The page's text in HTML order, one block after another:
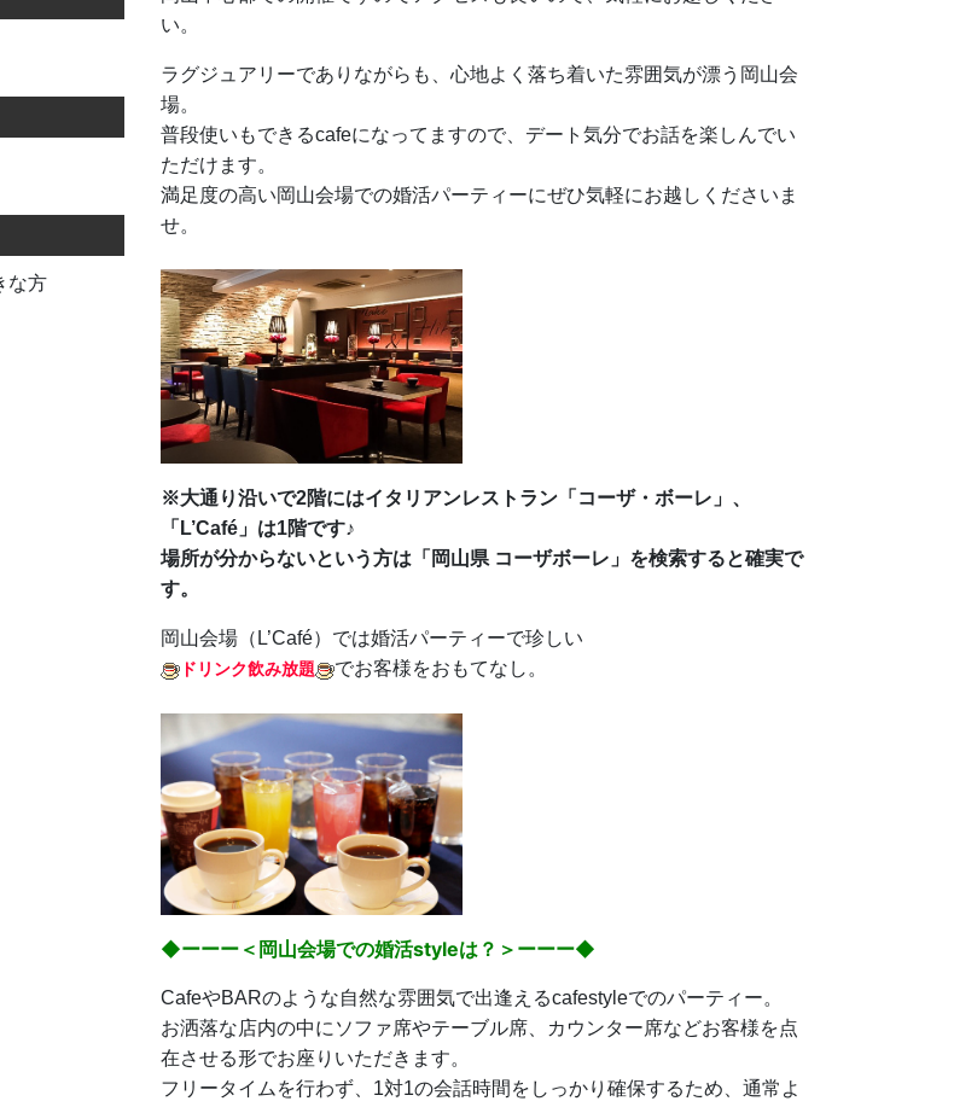
な方
い。
ラグジュアリーでありながらも、心地よく落ち着いた雰囲気が漂う岡山会
場。
普段使いもできるcafeになってますので、デート気分でお話を楽しんでい
ただけます。
満足度の高い岡山会場での婚活パーティーにぜひ気軽にお越しくださいま
せ。
※大通り沿いで2階にはイタリアンレストラン「コーザ・ボーレ」、
「L’Café」は1階です♪
場所が分からないという方は「岡山県 コーザボーレ」を検索すると確実で
す。
岡山会場（L’Café）では婚活パーティーで珍しい
ドリンク飲み放題 でお客様をおもてなし。
◆ーーー＜岡山会場での婚活styleは？＞ーーー◆
CafeやBARのような自然な雰囲気で出逢えるcafestyleでのパーティー。
お洒落な店内の中にソファ席やテーブル席、カウンター席などお客様を点
在させる形でお座りいただきます。
フリータイムを行わず、1対1の会話時間をしっかり確保するため、通常よ